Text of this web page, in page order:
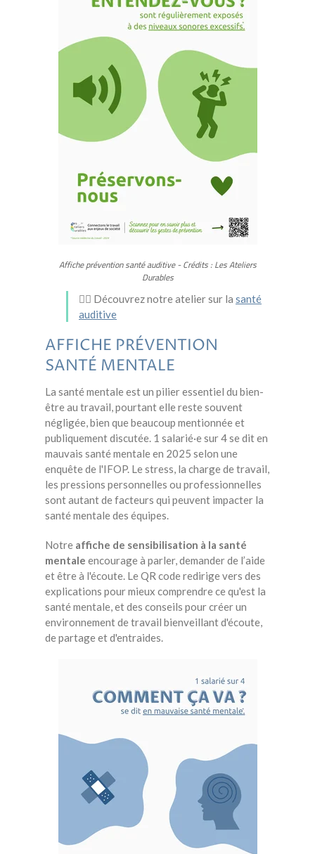
Affiche prévention santé auditive - Crédits : Les Ateliers
Durables
👂🏻 Découvrez notre atelier sur la santé
auditive
AFFICHE PRÉVENTION
SANTÉ MENTALE
La santé mentale est un pilier essentiel du bien-
être au travail, pourtant elle reste souvent
négligée, bien que beaucoup mentionnée et
publiquement discutée. 1 salarié·e sur 4 se dit en
mauvais santé mentale en 2025 selon une
enquête de l'IFOP. Le stress, la charge de travail,
les pressions personnelles ou professionnelles
sont autant de facteurs qui peuvent impacter la
santé mentale des équipes.
Notre affiche de sensibilisation à la santé
mentale encourage à parler, demander de l’aide
et être à l'écoute. Le QR code redirige vers des
explications pour mieux comprendre ce qu'est la
santé mentale, et des conseils pourcréer un
environnement de travail bienveillant d'écoute,
de partage et d'entraides.